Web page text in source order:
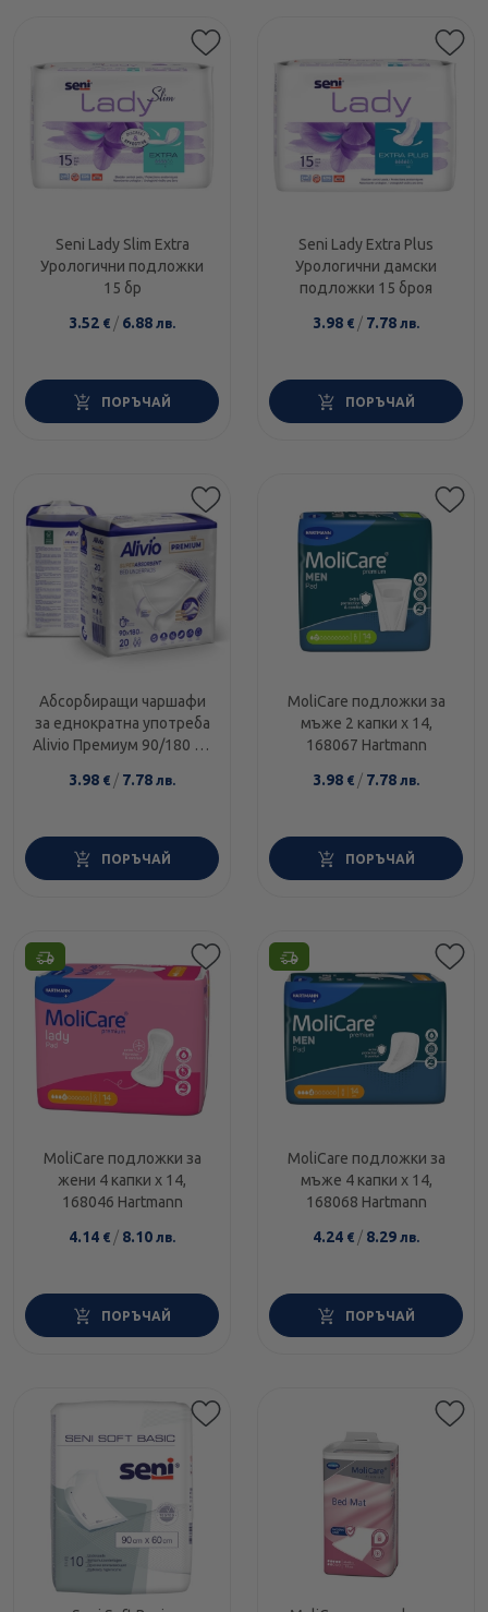
Seni Lady Slim Extra
Урологични подложки
15 бр
3.52 € / 6.88 лв.
ПОРЪЧАЙ
Seni Lady Extra Plus
Урологични дамски
подложки 15 броя
3.98 € / 7.78 лв.
ПОРЪЧАЙ
Абсорбиращи чаршафи
за еднократна употреба
Alivio Премиум 90/180 см
3.98 € / 7.78 лв.
ПОРЪЧАЙ
MoliCare подложки за
мъже 2 капки х 14,
168067 Hartmann
3.98 € / 7.78 лв.
ПОРЪЧАЙ
MoliCare подложки за
жени 4 капки х 14,
168046 Hartmann
4.14 € / 8.10 лв.
ПОРЪЧАЙ
MoliCare подложки за
мъже 4 капки х 14,
168068 Hartmann
4.24 € / 8.29 лв.
ПОРЪЧАЙ